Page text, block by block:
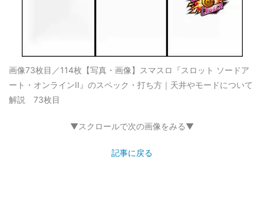
画像73枚目／114枚 【写真・画像】スマスロ『スロット ソードア
ート・オンラインII』のスペック・打ち方｜天井やモードについて
解説 73枚目
▼スクロールで次の画像をみる▼
記事に戻る